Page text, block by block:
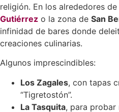
religión. En los alrededores de
Gutiérrez o la zona de San
infinidad de bares donde
creaciones culinarias.
Algunos imprescindibles:
Los Zagales, con tapas
“Tigretostón”.
La Tasquita, para